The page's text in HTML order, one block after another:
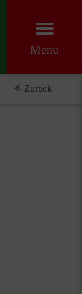
Menu
Zurück